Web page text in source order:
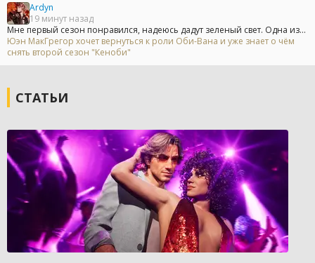
Ardyn
19 минут назад
Мне первый сезон понравился, надеюсь дадут зеленый свет. Одна из...
Юэн МакГрегор хочет вернуться к роли Оби-Вана и уже знает о чём
снять второй сезон "Кеноби"
СТАТЬИ